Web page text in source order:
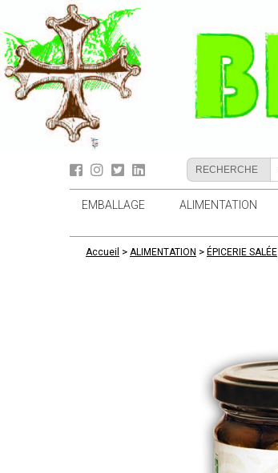
RECHERCHE
EMBALLAGE ALIMENTATION
Accueil > ALIMENTATION > ÉPICERIE SALÉE